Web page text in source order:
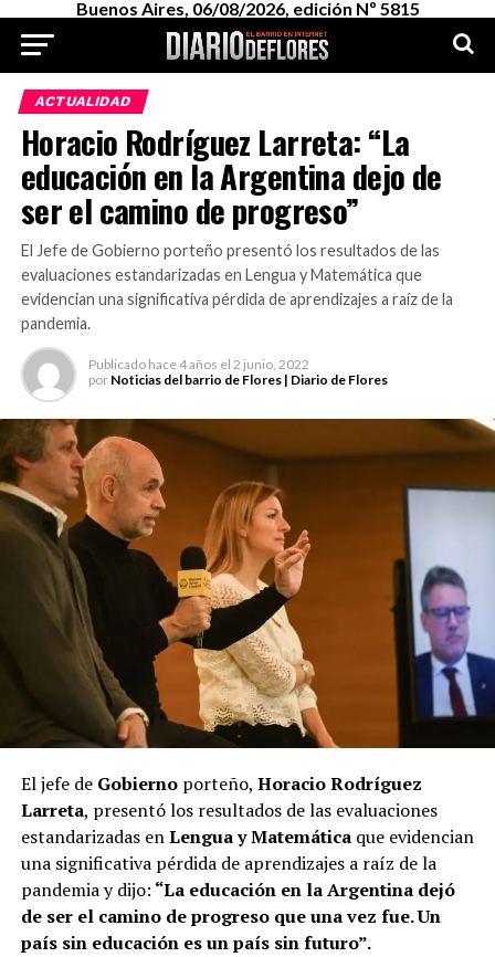
Buenos Aires, 06/08/2026, edición Nº 5815
ACTUALIDAD
Horacio Rodríguez Larreta: “La
educación en la Argentina dejo de
ser el camino de progreso”
El Jefe de Gobierno porteño presentó los resultados de las
evaluaciones estandarizadas en Lengua y Matemática que
evidencian una significativa pérdida de aprendizajes a raíz de la
pandemia.
Publicado hace 4 años el 2 junio, 2022
por Noticias del barrio de Flores | Diario de Flores
El jefe de Gobiernoporteño, Horacio Rodríguez
Larreta, presentó los resultados de las evaluaciones
estandarizadas enLengua y Matemáticaque evidencian
una significativa pérdida de aprendizajes a raíz de la
pandemia y dijo: “La educación en la Argentina dejó
de ser el camino de progreso que una vez fue. Un
país sin educación es un país sin futuro”.